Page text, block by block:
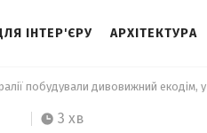
ІНТЕР'ЄРУ АРХІТЕКТУРА
3 хв